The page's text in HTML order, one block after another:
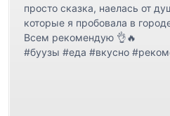
просто сказка, наелась от
которые я пробовала в
Всем рекомендую 👌🔥
#буузы #еда #вкусно